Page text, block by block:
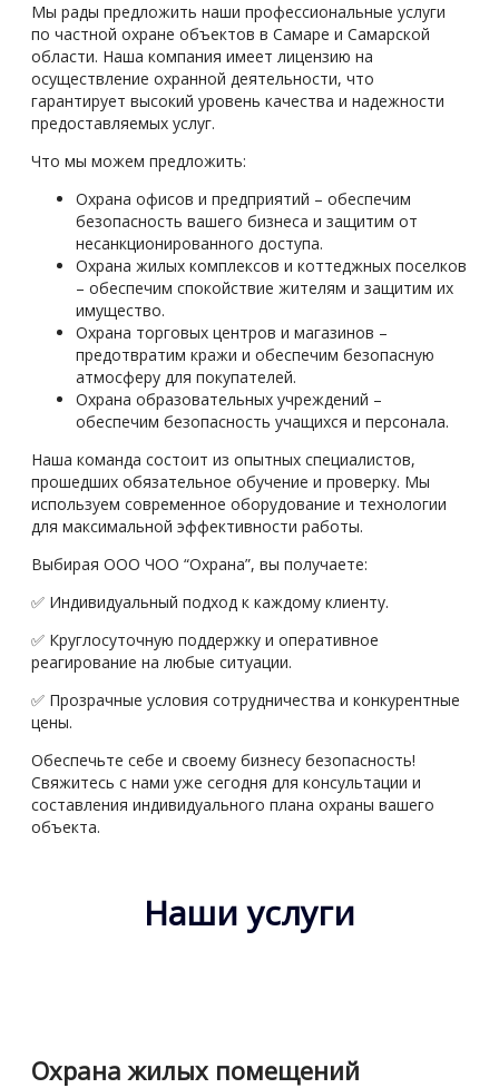
Мы рады предложить наши профессиональные услуги
по частной охране объектов в Самаре и Самарской
области. Наша компания имеет лицензию на
осуществление охранной деятельности, что
гарантирует высокий уровень качества и надежности
предоставляемых услуг.
Что мы можем предложить:
Охрана офисов и предприятий – обеспечим
безопасность вашего бизнеса и защитим от
несанкционированного доступа.
Охрана жилых комплексов и коттеджных поселков
– обеспечим спокойствие жителям и защитим их
имущество.
Охрана торговых центров и магазинов –
предотвратим кражи и обеспечим безопасную
атмосферу для покупателей.
Охрана образовательных учреждений –
обеспечим безопасность учащихся и персонала.
Наша команда состоит из опытных специалистов,
прошедших обязательное обучение и проверку. Мы
используем современное оборудование и технологии
для максимальной эффективности работы.
Выбирая ООО ЧОО “Охрана”, вы получаете:
✅ Индивидуальный подход к каждому клиенту.
✅ Круглосуточную поддержку и оперативное
реагирование на любые ситуации.
✅ Прозрачные условия сотрудничества и конкурентные
цены.
Обеспечьте себе и своему бизнесу безопасность!
Свяжитесь с нами уже сегодня для консультации и
составления индивидуального плана охраны вашего
объекта.
Наши услуги
Охрана жилых помещений